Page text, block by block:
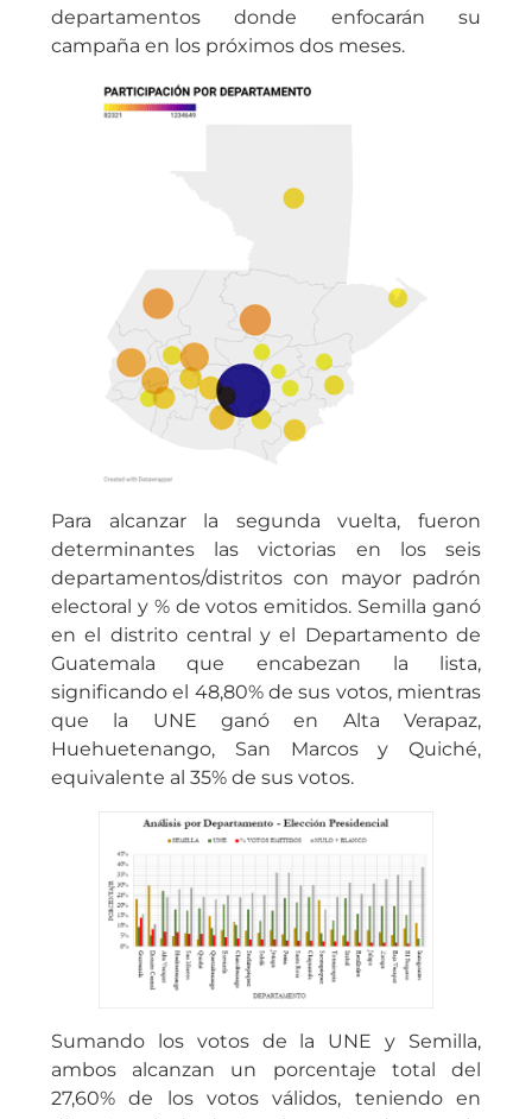
departamentos donde enfocarán su
campaña en los próximos dos meses.
Para alcanzar la segunda vuelta, fueron
determinantes las victorias en los seis
departamentos/distritos con mayor padrón
electoral y % de votos emitidos. Semilla ganó
en el distrito central y el Departamento de
Guatemala que encabezan la lista,
significando el 48,80% de sus votos, mientras
que la UNE ganó en Alta Verapaz,
Huehuetenango, San Marcos y Quiché,
equivalente al 35% de sus votos.
Sumando los votos de la UNE y Semilla,
ambos alcanzan un porcentaje total del
27,60% de los votos válidos, teniendo en